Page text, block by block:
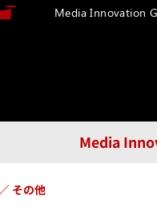
Media
メディア
その他
Media Innovation